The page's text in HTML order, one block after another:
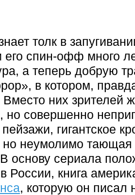
толк в
его спин-офф много
а теперь добрую
в котором,
них зрителей
но совершенно
пейзажи, гигантское
но неумолимо
основу сериала
России, книга
, которую он писал